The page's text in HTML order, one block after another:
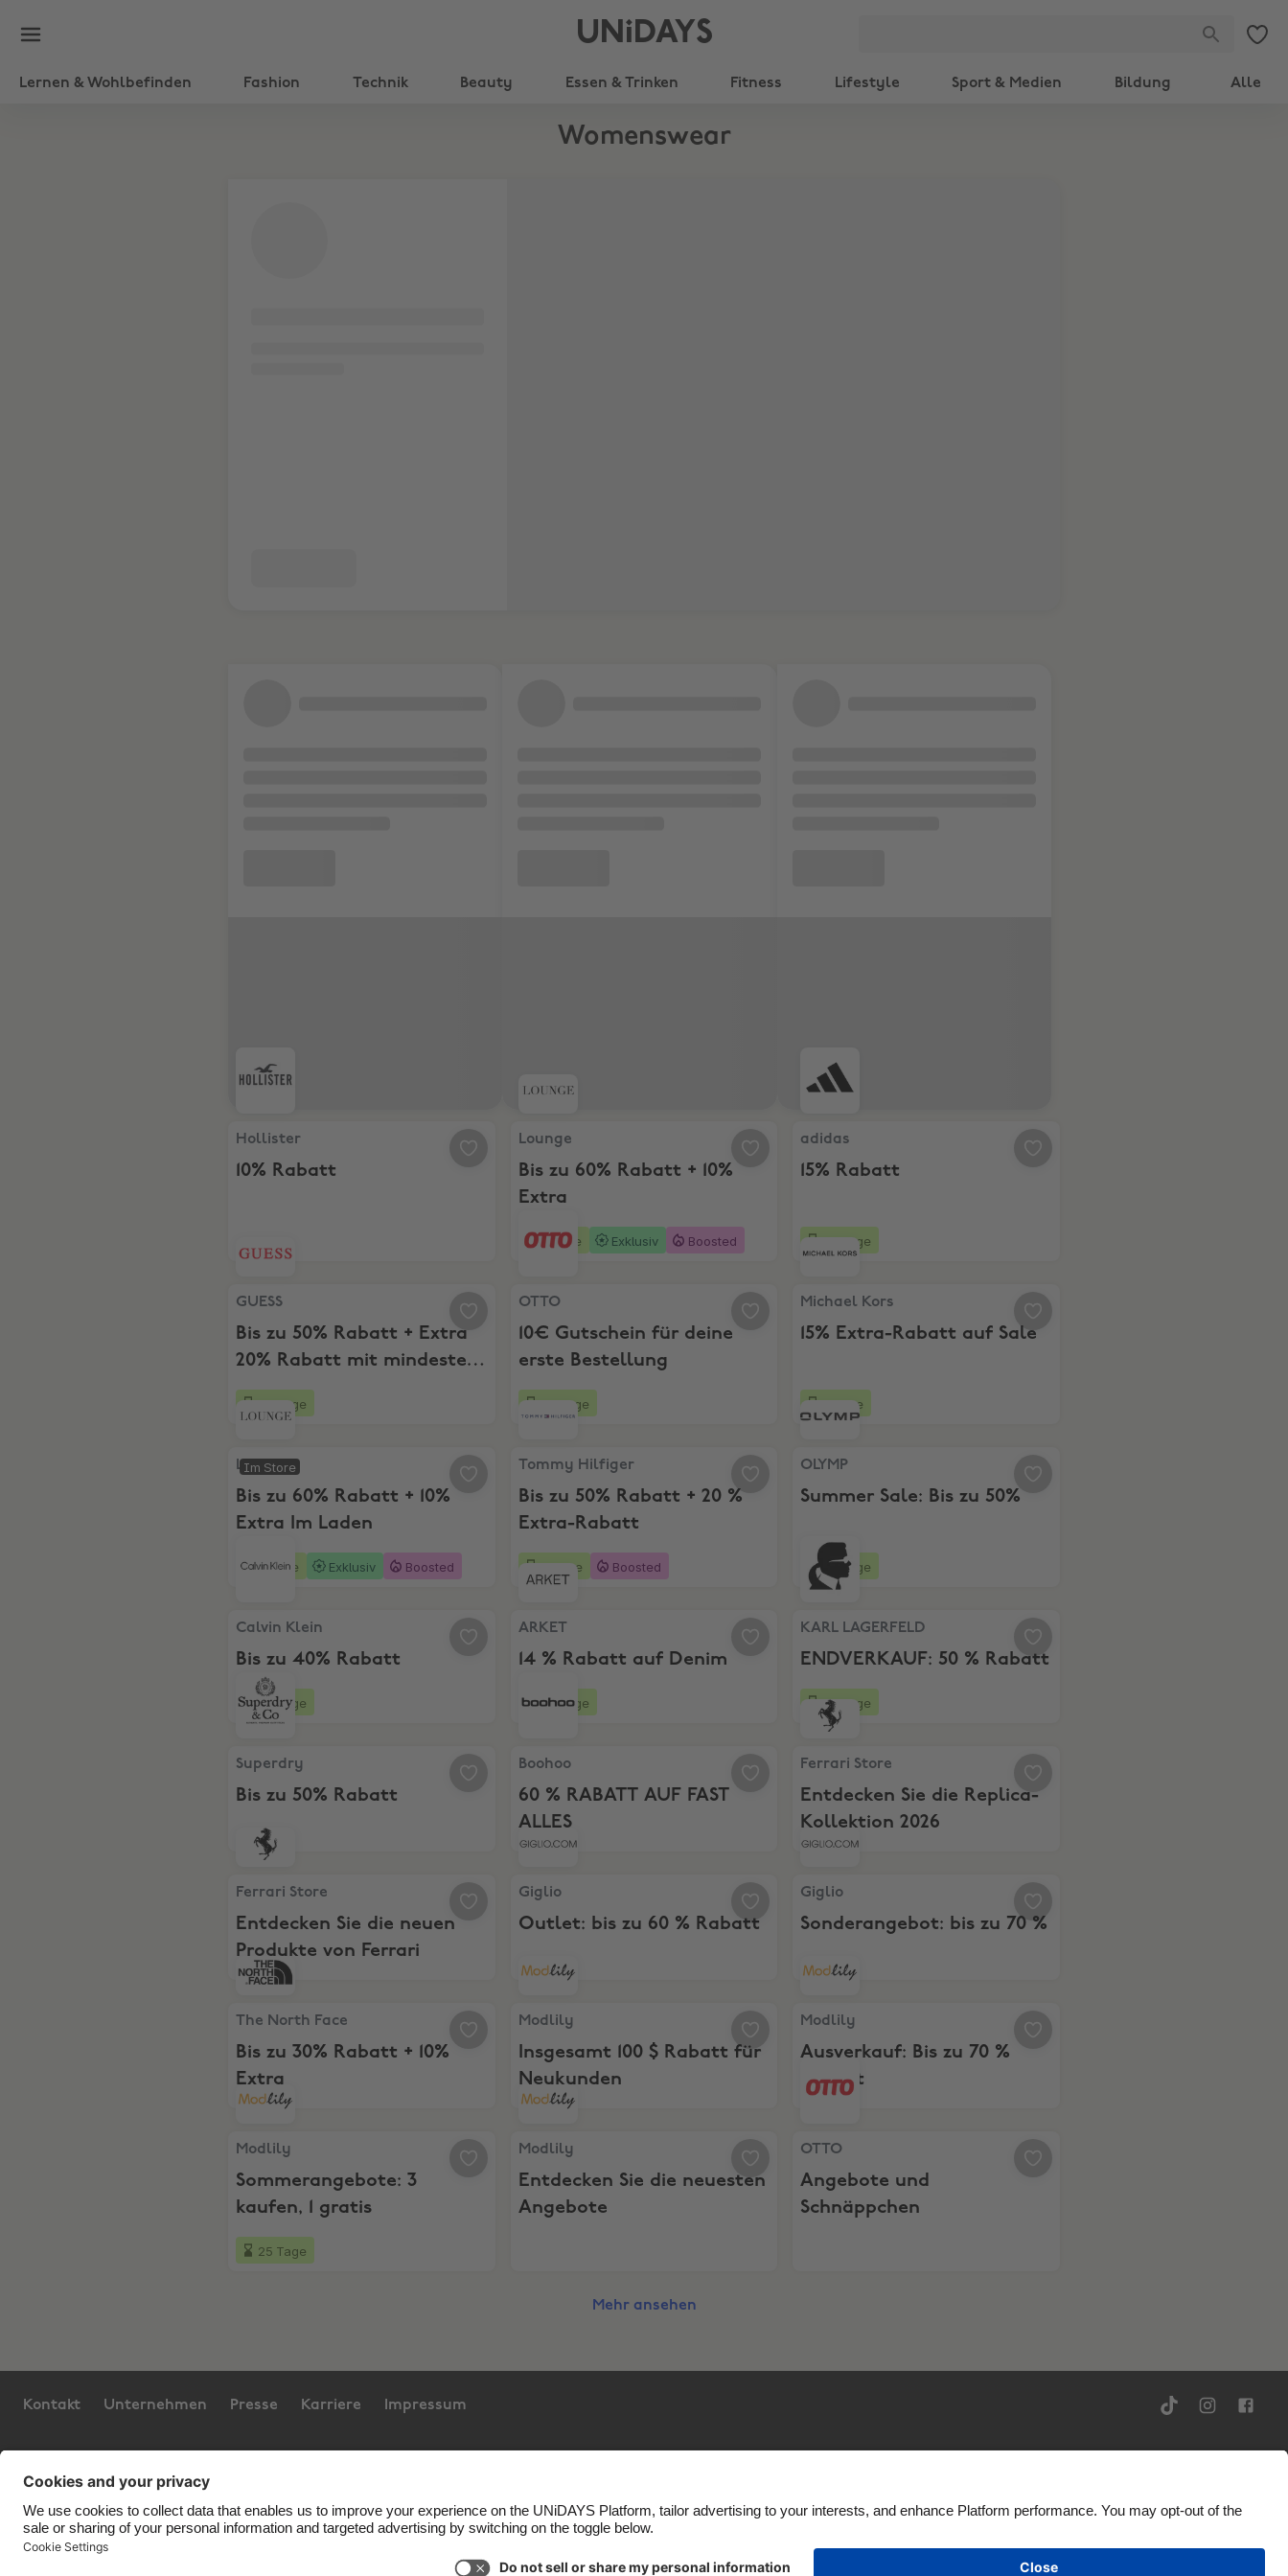
UNiDAYS
Lernen & Wohlbefinden Fashion Technik Beauty Essen & Trinken Fitness Lifestyle Sport & Medien Bildung Alle
Womenswear
Hollister, 10% Rabatt
Hollister
10% Rabatt
Lounge, Bis zu 60% Rabatt + 10% Extra
Lounge
Bis zu 60% Rabatt + 10%
Extra
6 Tage Exklusiv Boosted
adidas, 15% Rabatt
adidas
15% Rabatt
10 Tage
GUESS, Bis zu 50% Rabatt + Extra 20% Rabatt mit mindestens 2 Artiklen
GUESS
Bis zu 50% Rabatt + Extra
20% Rabatt mit mindestens
2 Artiklen
25 Tage
OTTO, 10€ Gutschein für deine erste Bestellung
OTTO
10€ Gutschein für deine
erste Bestellung
25 Tage
Michael Kors, 15% Extra-Rabatt auf Sale
Michael Kors
15% Extra-Rabatt auf Sale
3 Tage
Im Store
Lounge, Bis zu 60% Rabatt + 10% Extra Im Laden
Lounge
Bis zu 60% Rabatt + 10%
Extra Im Laden
6 Tage Exklusiv Boosted
Tommy Hilfiger, Bis zu 50% Rabatt + 20 % Extra-Rabatt
Tommy Hilfiger
Bis zu 50% Rabatt + 20 %
Extra-Rabatt
4 Tage Boosted
OLYMP, Summer Sale: Bis zu 50%
OLYMP
Summer Sale: Bis zu 50%
25 Tage
Calvin Klein, Bis zu 40% Rabatt
Calvin Klein
Bis zu 40% Rabatt
25 Tage
ARKET, 14 % Rabatt auf Denim
ARKET
14 % Rabatt auf Denim
12 Tage
KARL LAGERFELD, ENDVERKAUF: 50 % Rabatt
KARL LAGERFELD
ENDVERKAUF: 50 % Rabatt
25 Tage
Superdry, Bis zu 50% Rabatt
Superdry
Bis zu 50% Rabatt
Boohoo, 60 % RABATT AUF FAST ALLES
Boohoo
60 % RABATT AUF FAST
ALLES
Ferrari Store, Entdecken Sie die Replica-Kollektion 2026
Ferrari Store
Entdecken Sie die Replica-
Kollektion 2026
Ferrari Store, Entdecken Sie die neuen Produkte von Ferrari
Ferrari Store
Entdecken Sie die neuen
Produkte von Ferrari
Giglio, Outlet: bis zu 60 % Rabatt
Giglio
Outlet: bis zu 60 % Rabatt
Giglio, Sonderangebot: bis zu 70 %
Giglio
Sonderangebot: bis zu 70 %
The North Face, Bis zu 30% Rabatt + 10% Extra
The North Face
Bis zu 30% Rabatt + 10%
Extra
Modlily, Insgesamt 100 $ Rabatt für Neukunden
Modlily
Insgesamt 100 $ Rabatt für
Neukunden
Modlily, Ausverkauf: Bis zu 70 % Rabatt
Modlily
Ausverkauf: Bis zu 70 %
Rabatt
Modlily, Sommerangebote: 3 kaufen, 1 gratis
Modlily
Sommerangebote: 3
kaufen, 1 gratis
25 Tage
Modlily, Entdecken Sie die neuesten Angebote
Modlily
Entdecken Sie die neuesten
Angebote
OTTO, Angebote und Schnäppchen
OTTO
Angebote und
Schnäppchen
Mehr ansehen
Kontakt Unternehmen Presse Karriere Impressum
Support Service-Bedingungen Cookie-Richtlinie Cookie-Einstellungen Datenschutzrichtlinien